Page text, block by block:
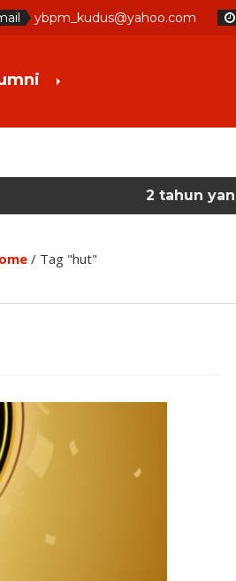
ybpm_kudus@yahoo.com
2 tahun yang lalu/
/ Tag "hut"